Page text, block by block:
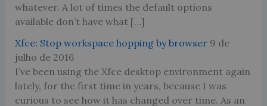
whatever. A lot of times the default options
available don’t have what […]
Xfce: Stop workspace hopping by browser 9 de
julho de 2016
I’ve been using the Xfce desktop environment again
lately, for the first time in years, because I was
curious to see how it has changed over time. As an